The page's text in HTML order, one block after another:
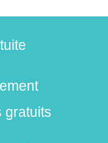
gratuits